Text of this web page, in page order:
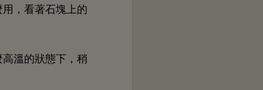
， 著 塊
狀態 ，稍